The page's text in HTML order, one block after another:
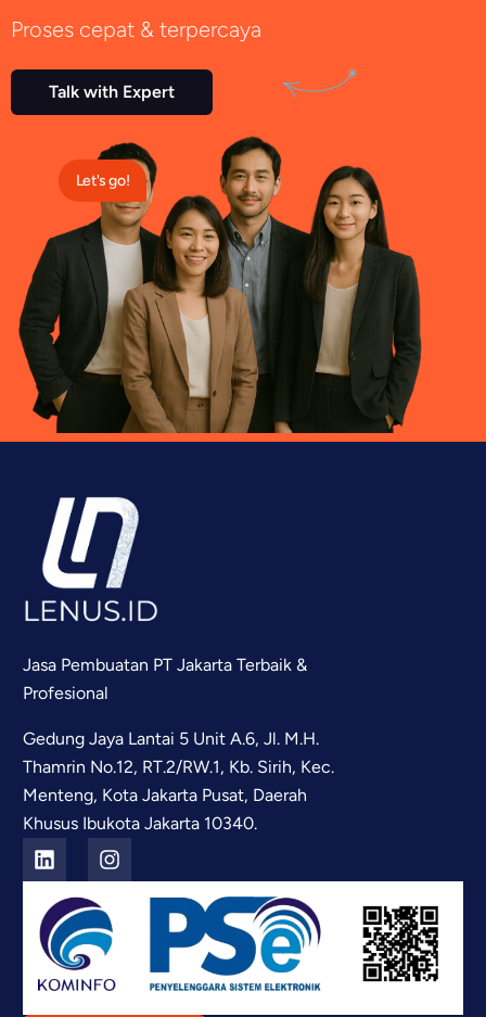
Proses cepat & terpercaya
Talk with Expert
Let's go!
Jasa Pembuatan PT Jakarta Terbaik &
Profesional
Gedung Jaya Lantai 5 Unit A.6, Jl. M.H.
Thamrin No.12, RT.2/RW.1, Kb. Sirih, Kec.
Menteng, Kota Jakarta Pusat, Daerah
Khusus Ibukota Jakarta 10340.